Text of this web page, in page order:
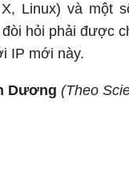
Linux) và một
hỏi phải được
IP mới này.
Dương (Theo